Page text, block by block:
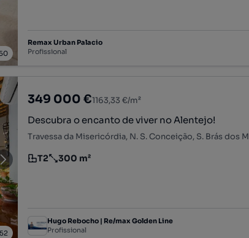
Remax Urban Palacio
Profissional
52
349 000 €1163,33 €/m²
Descubra o encanto de viver no Alentejo!
Tipologia
T2
Preço por metro quadrado
300 m²
Hugo Rebocho | Re/max Golden Line
Profissional